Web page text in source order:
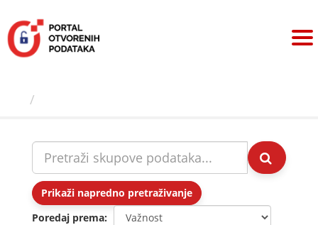
sadržaj
Prikaži napredno pretraživanje
Poredaj prema